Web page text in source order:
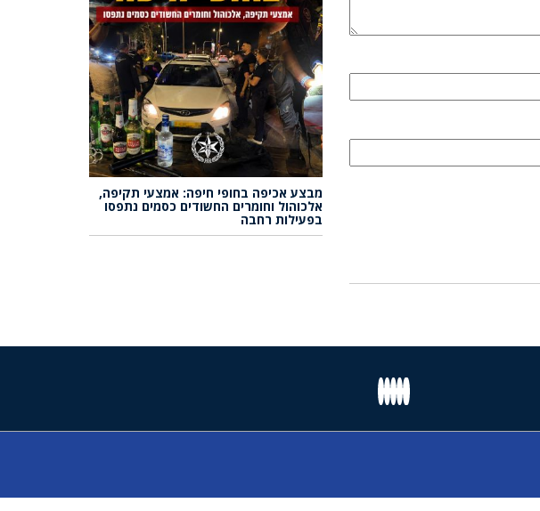
מבצע אכיפה בחופי חיפה: אמצעי תקיפה,
אלכוהול וחומרים החשודים כסמים נתפסו
בפעילות רחבה